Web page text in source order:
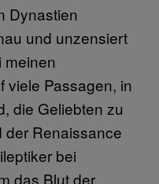
Dynastien
und unzensiert
meinen
viele Passagen, in
die Geliebten zu
Renaissance
bei
das Blut der